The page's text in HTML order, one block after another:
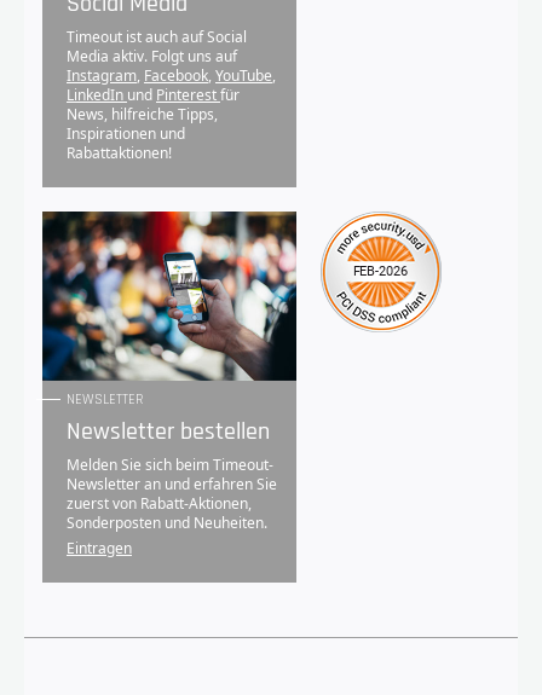
Timeout ist auch auf Social
Media aktiv. Folgt uns auf
Instagram, Facebook, YouTube,
LinkedIn und Pinterestfür
News, hilfreiche Tipps,
Inspirationen und
Rabattaktionen!
NEWSLETTER
Newsletter bestellen
Melden Sie sich beim Timeout-
Newsletter an und erfahren Sie
zuerst von Rabatt-Aktionen,
Sonderposten und Neuheiten.
Eintragen